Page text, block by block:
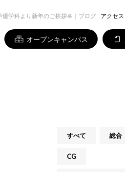
アクセス
オープンキャンパス
優学科より新年のご挨拶🎍｜ブログ
すべて 総合
CG